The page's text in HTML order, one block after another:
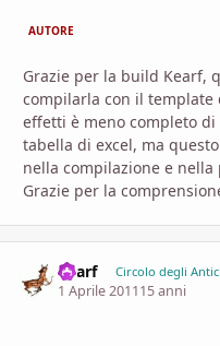
AUTORE
Grazie per la build Kearf,
compilarla con il template
effetti è meno completo
tabella di excel, ma
nella compilazione e nella
Grazie per la
Kearf Circolo degli
1 Aprile 201115 anni